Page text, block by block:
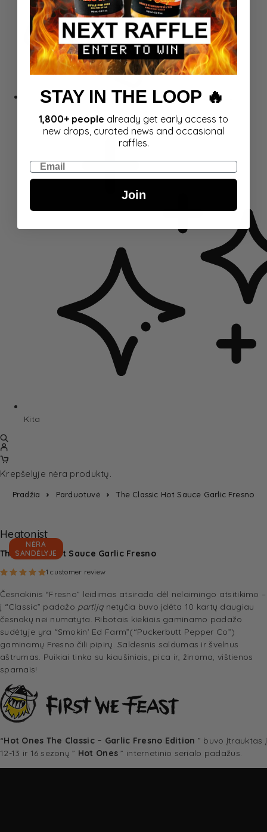
Dovanų kortelės
Kita
Krepšelyje nėra produktų.
Pradžia Parduotuvė The Classic Hot Sauce Garlic Fresno
NĖRA
SANDĖLYJE
Heatonist
The Classic Hot Sauce Garlic Fresno
Rated5.00 out of 5 based on
1 customer review
Česnakinis “Fresno” leidimas atsirado dėl nelaimingo atsitikimo –
į “Classic” padažo partiją netyčia buvo įdėta 10 kartų daugiau
česnakų nei numatyta. Ribotais kiekiais gaminamo padažo
sudėtyje yra “Smokin’ Ed Farm”(“Puckerbutt Pepper Co”)
gaminamų Fresno čili pipirų. Saldesnis saldumas ir švelnus
aštrumas. Puikiai tinka su kiaušiniais, pica ir, žinoma, vištienos
sparnais!
“Hot Ones The Classic – Garlic Fresno Edition ” buvo įtrauktas į
12-13 ir 16 sezonų ” Hot Ones ” internetinio serialo padažus.
STAY IN THE LOOP 🔥
1,800+ people already get early access to
new drops, curated news and occasional
raffles.
Email
Join